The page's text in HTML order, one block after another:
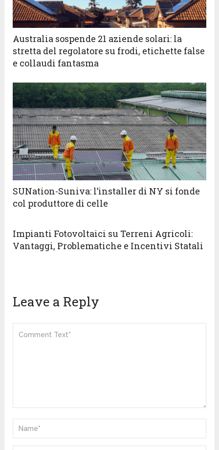
Australia sospende 21 aziende solari: la
stretta del regolatore su frodi, etichette false
e collaudi fantasma
SUNation-Suniva: l’installer di NY si fonde
col produttore di celle
Impianti Fotovoltaici su Terreni Agricoli:
Vantaggi, Problematiche e Incentivi Statali
Leave a Reply